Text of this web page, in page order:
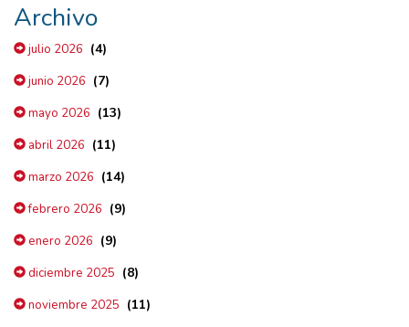
Archivo
julio 2026 (4)
junio 2026 (7)
mayo 2026 (13)
abril 2026 (11)
marzo 2026 (14)
febrero 2026 (9)
enero 2026 (9)
diciembre 2025 (8)
noviembre 2025 (11)